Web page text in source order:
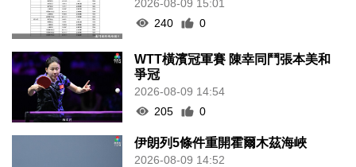
2026-08-09 15:01
240
0
WTT橫濱冠軍賽 陳幸同鬥張本美和
爭冠
2026-08-09 14:54
205
0
伊朗列5條件重開霍爾木茲海峽
2026-08-09 14:52